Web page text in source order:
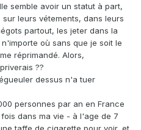
semble avoir un statut à part,
leurs vétements, dans leurs
partout, les jeter dans la
où sans que je soit le
réprimandé. Alors,
??
dessus n'a tuer
personnes par an en France
dans ma vie - à l'age de 7